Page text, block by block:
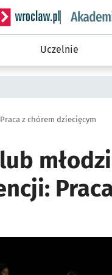
informacyjny
Uczelnie
z chórem dziecięcym